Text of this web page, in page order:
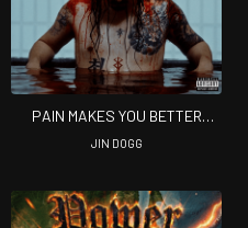
PAIN MAKES YOU BETTER
(Complete ver)
JIN DOGG